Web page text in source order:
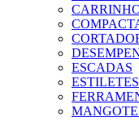
ESCADAS
ESTILETES